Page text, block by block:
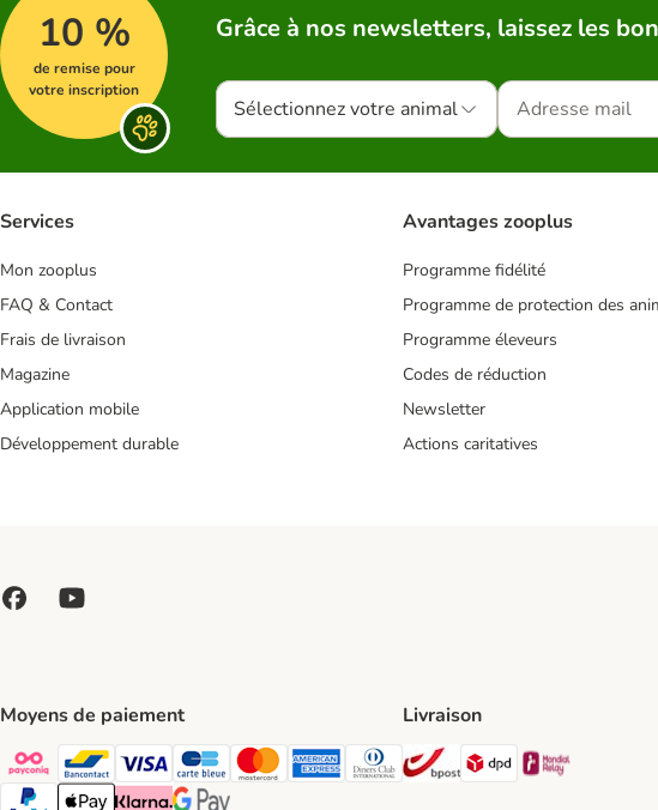
10 %
de remise pour
votre inscription
Grâce à nos newsletters, laissez les
Sélectionnez votre animal
Services
Mon zooplus
FAQ & Contact
Frais de livraison
Magazine
Application mobile
Développement durable
Avantages zooplus
Programme fidélité
Programme de protection des
Programme éleveurs
Codes de réduction
Newsletter
Actions caritatives
Moyens de paiement
Payconiq Payment Method
bancontact Payment Method
Visa Payment Method
carte bleue Payment Method
Master card Payment Method
American express Payment Method
Diners club Payment Method
Livraison
Bpost Shipping Method
DPD Shipping
Mondial